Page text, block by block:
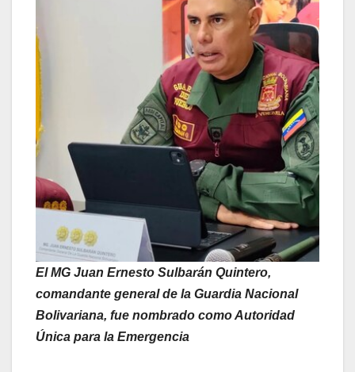
El MG Juan Ernesto Sulbarán Quintero,
comandante general de la Guardia Nacional
Bolivariana, fue nombrado como Autoridad
Única para la Emergencia